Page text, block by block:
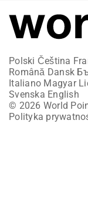
Polski Čeština
Română Dansk
Italiano Magyar
Svenska English
© 2026 World
Polityka